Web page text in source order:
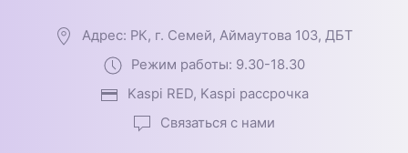
Адрес: РК, г. Семей, Аймаутова 103, ДБТ
Режим работы: 9.30-18.30
Kaspi RED, Kaspi рассрочка
Связаться с нами